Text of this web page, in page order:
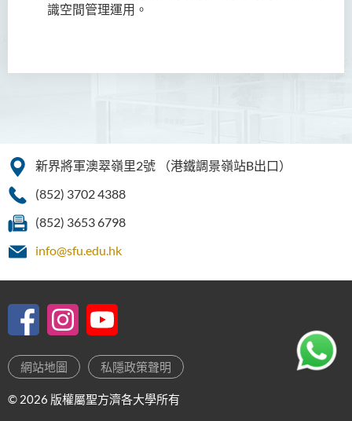
識空間管理運用。
新界將軍澳翠嶺里2號
（港鐵調景嶺站B出口）
(852) 3702 4388
(852) 3653 6798
info@sfu.edu.hk
網站地圖 私隱政策聲明
© 2026 版權屬聖方濟各大學所有